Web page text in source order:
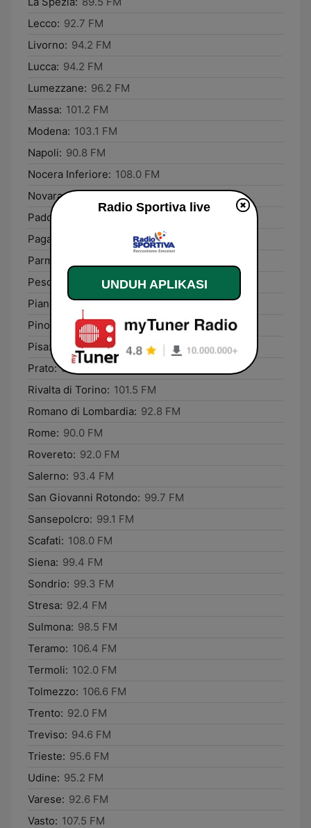
Lecco: 92.7 FM
Livorno: 94.2 FM
Lucca: 94.2 FM
Lumezzane: 96.2 FM
Massa: 101.2 FM
Modena: 103.1 FM
Napoli: 90.8 FM
Nocera Inferiore: 108.0 FM
Novara: 92.9 FM
Padova:
Pagani:
Parma:
Pescara:
104.6 FM
Pianoro:
87.6 FM
Pino sulla Sponda del Lago Maggiore: 96.8 FM
Pisa:
94.2 FM
Prato: 96.4 FM
Rivalta di Torino: 101.5 FM
Romano di Lombardia: 92.8 FM
Rome: 90.0 FM
Rovereto: 92.0 FM
Salerno: 93.4 FM
San Giovanni Rotondo: 99.7 FM
Sansepolcro: 99.1 FM
Scafati: 108.0 FM
Siena: 99.4 FM
Sondrio: 99.3 FM
Stresa: 92.4 FM
Sulmona: 98.5 FM
Teramo: 106.4 FM
Termoli: 102.0 FM
Tolmezzo: 106.6 FM
Trento: 92.0 FM
Treviso: 94.6 FM
Trieste: 95.6 FM
Udine: 95.2 FM
Varese: 92.6 FM
Vasto: 107.5 FM
Radio Sportiva live
UNDUH APLIKASI